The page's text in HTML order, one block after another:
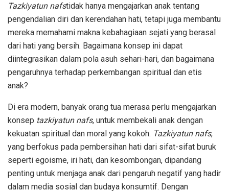
Tazkiyatun nafstidak hanya mengajarkan anak tentang
pengendalian diri dan kerendahan hati, tetapi juga membantu
mereka memahami makna kebahagiaan sejati yang berasal
dari hati yang bersih. Bagaimana konsep ini dapat
diintegrasikan dalam pola asuh sehari-hari, dan bagaimana
pengaruhnya terhadap perkembangan spiritual dan etis
anak?
Di era modern, banyak orang tua merasa perlu mengajarkan
konsep tazkiyatun nafs, untuk membekali anak dengan
kekuatan spiritual dan moral yang kokoh. Tazkiyatun nafs,
yang berfokus pada pembersihan hati dari sifat-sifat buruk
seperti egoisme, iri hati, dan kesombongan, dipandang
penting untuk menjaga anak dari pengaruh negatif yang hadir
dalam media sosial dan budaya konsumtif. Dengan